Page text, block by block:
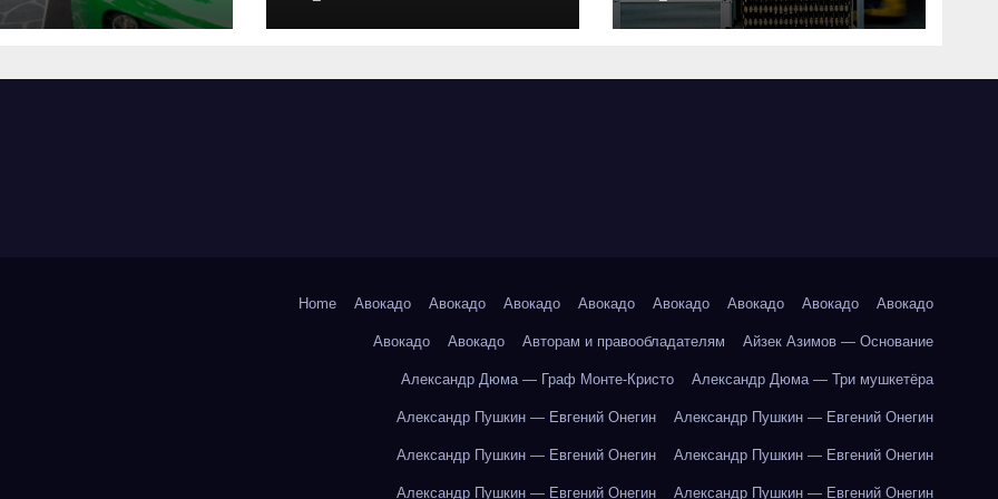
запчастей и
выполнения работ
критерии подбора
Home Авокадо Авокадо Авокадо Авокадо Авокадо Авокадо Авокадо Авокадо
Авокадо Авокадо Авторам и правообладателям Айзек Азимов — Основание
Александр Дюма — Граф Монте-Кристо Александр Дюма — Три мушкетёра
Александр Пушкин — Евгений Онегин Александр Пушкин — Евгений Онегин
Александр Пушкин — Евгений Онегин Александр Пушкин — Евгений Онегин
Александр Пушкин — Евгений Онегин Александр Пушкин — Евгений Онегин